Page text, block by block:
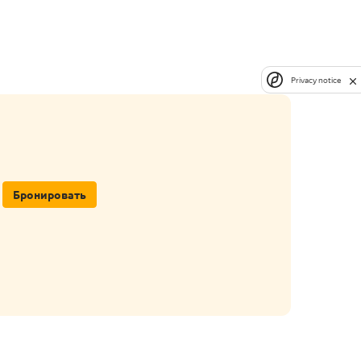
Бронировать
Privacy notice